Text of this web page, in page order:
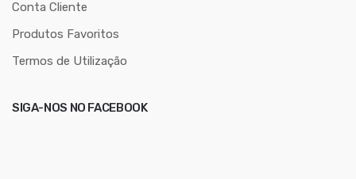
e
e
i
Conta Cliente
Produtos Favoritos
Termos de Utilização
SIGA-NOS NO FACEBOOK